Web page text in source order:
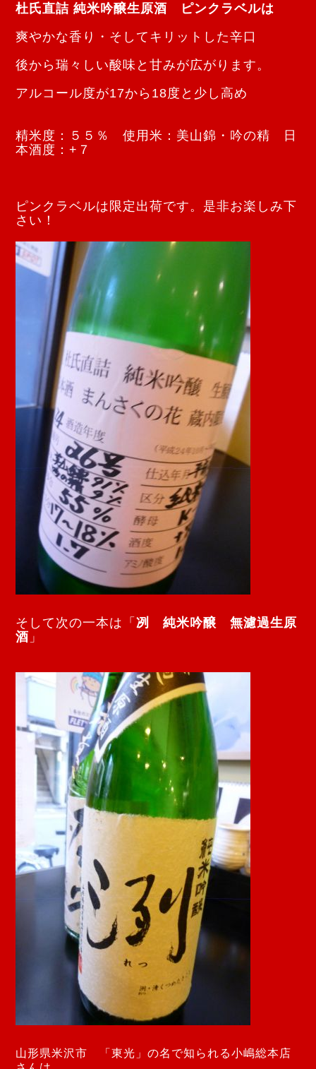
杜氏直詰 純米吟醸生原酒 ピンクラベルは
爽やかな香り・そしてキリットした辛口
後から瑞々しい酸味と甘みが広がります。
アルコール度が17から18度と少し高め
精米度：５５％ 使用米：美山錦・吟の精 日
本酒度：+７
ピンクラベルは限定出荷です。是非お楽しみ下
さい！
そして次の一本は「 冽 純米吟醸 無濾過生原
酒 」
山形県米沢市 「東光」の名で知られる小嶋総本店